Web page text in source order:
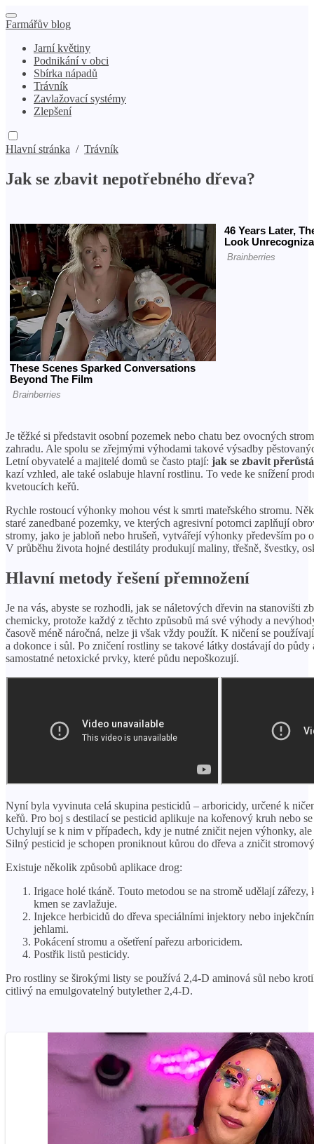
Farmářův blog
Jarní květiny
Podnikání v obci
Sbírka nápadů
Trávník
Zavlažovací systémy
Zlepšení
Hlavní stránka / Trávník
Jak se zbavit nepotřebného dřeva?
Je těžké si představit osobní pozemek nebo chatu bez ovocných
zahradu. Ale spolu se zřejmými výhodami takové výsadby
Letní obyvatelé a majitelé domů se často ptají: jak se zbavit
kazí vzhled, ale také oslabuje hlavní rostlinu. To vede ke snížení
kvetoucích keřů.
Rychle rostoucí výhonky mohou vést k smrti mateřského stromu.
staré zanedbané pozemky, ve kterých agresivní potomci zaplňují
stromy, jako je jabloň nebo hrušeň, vytvářejí výhonky především po
V průběhu života hojné destiláty produkují maliny, třešně, švestky,
Hlavní metody řešení přemnožení
Je na vás, abyste se rozhodli, jak se náletových dřevin na stanovišti
chemicky, protože každý z těchto způsobů má své výhody a
časově méně náročná, nelze ji však vždy použít. K ničení se
a dokonce i sůl. Po zničení rostliny se takové látky dostávají do půdy
samostatné netoxické prvky, které půdu nepoškozují.
Nyní byla vyvinuta celá skupina pesticidů – arboricidy, určené k
keřů. Pro boj s destilací se pesticid aplikuje na kořenový kruh nebo
Uchylují se k nim v případech, kdy je nutné zničit nejen výhonky, ale
Silný pesticid je schopen proniknout kůrou do dřeva a zničit
Existuje několik způsobů aplikace drog:
Irigace holé tkáně. Touto metodou se na stromě udělají zářezy,
kmen se zavlažuje.
Injekce herbicidů do dřeva speciálními injektory nebo
jehlami.
Pokácení stromu a ošetření pařezu arboricidem.
Postřik listů pesticidy.
Pro rostliny se širokými listy se používá 2,4-D aminová sůl nebo
citlivý na emulgovatelný butylether 2,4-D.